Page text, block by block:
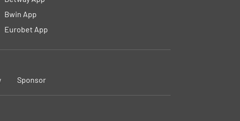
Bwin App
Eurobet App
Sponsor